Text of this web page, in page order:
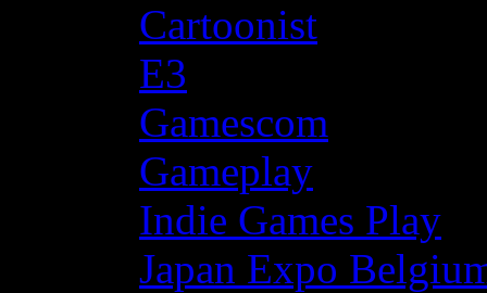
Cartoonist
E3
Gamescom
Gameplay
Indie Games Play
Japan Expo